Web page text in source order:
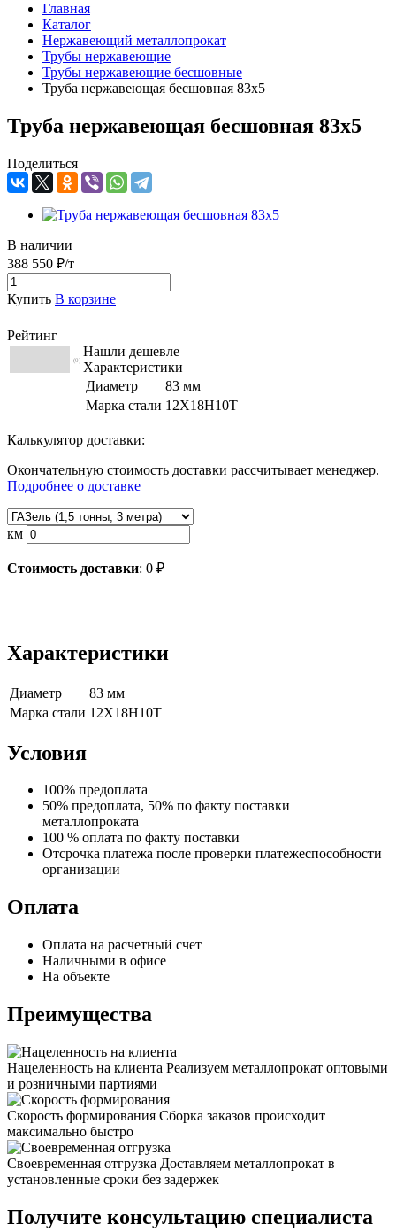
Главная
Каталог
Нержавеющий металлопрокат
Трубы нержавеющие
Трубы нержавеющие бесшовные
Труба нержавеющая бесшовная 83х5
Труба нержавеющая бесшовная 83х5
Поделиться
В наличии
388 550 ₽/т
Купить В корзине
Рейтинг
(0)
Нашли дешевле
Характеристики
Диаметр
83 мм
Марка стали 12Х18Н10Т
Калькулятор доставки:
Окончательную стоимость доставки рассчитывает менеджер.
Подробнее о доставке
км
Стоимость доставки: 0 ₽
Характеристики
Диаметр
83 мм
Марка стали 12Х18Н10Т
Условия
100% предоплата
50% предоплата, 50% по факту поставки
металлопроката
100 % оплата по факту поставки
Отсрочка платежа после проверки платежеспособности
организации
Оплата
Оплата на расчетный счет
Наличными в офисе
На объекте
Преимущества
Нацеленность на клиента Реализуем металлопрокат оптовыми
и розничными партиями
Скорость формирования Сборка заказов происходит
максимально быстро
Своевременная отгрузка Доставляем металлопрокат в
установленные сроки без задержек
Получите консультацию специалиста